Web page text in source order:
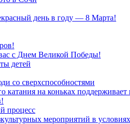
день в году — 8 Марта!
с Днем Великой Победы!
детей
со сверхспособностями
катания на коньках
процесс
мероприятий в